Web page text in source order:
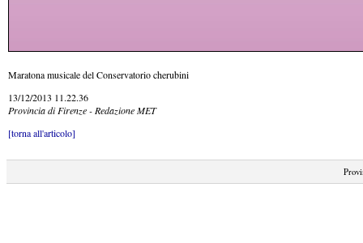
Maratona musicale del Conservatorio cherubini
13/12/2013 11.22.36
Provincia di Firenze - Redazione MET
[torna all'articolo]